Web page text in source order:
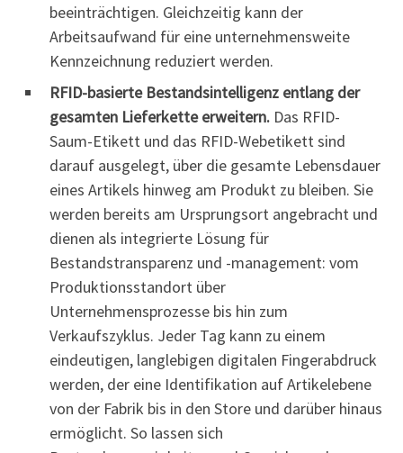
beeinträchtigen. Gleichzeitig kann der
Arbeitsaufwand für eine unternehmensweite
Kennzeichnung reduziert werden.
RFID-basierte Bestandsintelligenz entlang der
gesamten Lieferkette erweitern. Das RFID-
Saum-Etikett und das RFID-Webetikett sind
darauf ausgelegt, über die gesamte Lebensdauer
eines Artikels hinweg am Produkt zu bleiben. Sie
werden bereits am Ursprungsort angebracht und
dienen als integrierte Lösung für
Bestandstransparenz und -management: vom
Produktionsstandort über
Unternehmensprozesse bis hin zum
Verkaufszyklus. Jeder Tag kann zu einem
eindeutigen, langlebigen digitalen Fingerabdruck
werden, der eine Identifikation auf Artikelebene
von der Fabrik bis in den Store und darüber hinaus
ermöglicht. So lassen sich